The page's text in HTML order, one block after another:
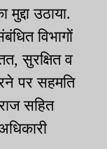
उठाया.
विभागों
सुरक्षित व
पर सहमति
सहित